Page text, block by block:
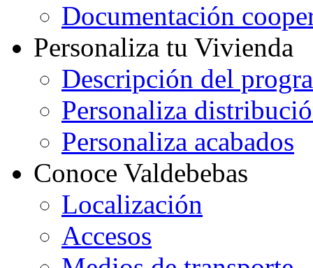
Documentación
Personaliza tu Vivienda
Descripción del
Personaliza
Personaliza acabados
Conoce Valdebebas
Localización
Accesos